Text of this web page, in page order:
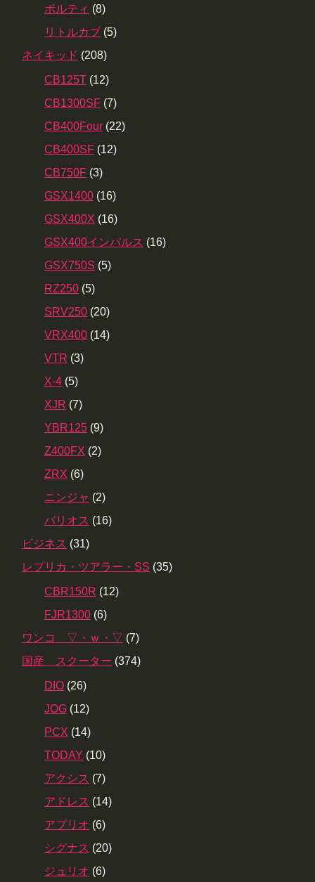
ボルティ (8)
リトルカブ (5)
ネイキッド (208)
CB125T (12)
CB1300SF (7)
CB400Four (22)
CB400SF (12)
CB750F (3)
GSX1400 (16)
GSX400X (16)
GSX400インパルス (16)
GSX750S (5)
RZ250 (5)
SRV250 (20)
VRX400 (14)
VTR (3)
X-4 (5)
XJR (7)
YBR125 (9)
Z400FX (2)
ZRX (6)
ニンジャ (2)
バリオス (16)
ビジネス (31)
レプリカ・ツアラー・SS (35)
CBR150R (12)
FJR1300 (6)
ワンコ ▽・ｗ・▽ (7)
国産 スクーター (374)
DIO (26)
JOG (12)
PCX (14)
TODAY (10)
アクシス (7)
アドレス (14)
アプリオ (6)
シグナス (20)
ジュリオ (6)